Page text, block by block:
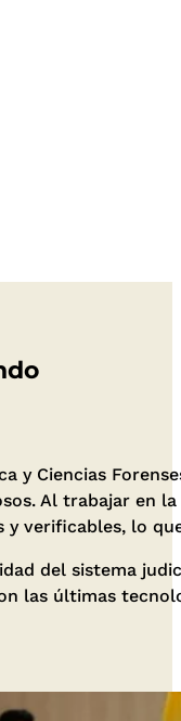
y Ciencias
Al trabajar en
y verificables, lo
del sistema
las últimas